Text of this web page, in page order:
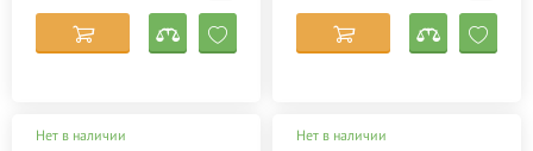
Нет в наличии Нет в наличии